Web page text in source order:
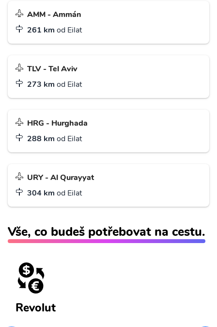
AMM - Ammán
261 km od Eilat
TLV - Tel Aviv
273 km od Eilat
HRG - Hurghada
288 km od Eilat
URY - Al Qurayyat
304 km od Eilat
Vše, co budeš potřebovat na cestu.
Revolut